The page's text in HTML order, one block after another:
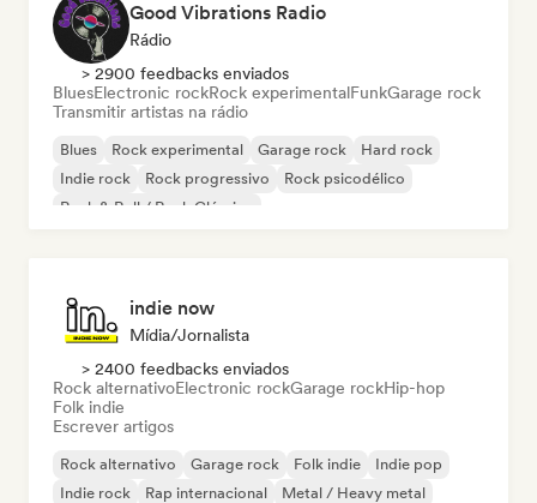
Good Vibrations Radio
Rádio
> 2900 feedbacks enviados
BluesElectronic rockRock experimentalFunkGarage rock
Transmitir artistas na rádio
Blues Rock experimental Garage rock
Hard rock
Indie rock
Rock progressivo
Rock psicodélico
Rock & Roll / Rock Clássico
indie now
Mídia/Jornalista
> 2400 feedbacks enviados
Rock alternativoElectronic rockGarage rockHip-hop
Folk indie
Escrever artigos
Rock alternativo Garage rock Folk indie
Indie pop
Indie rock
Rap internacional
Metal / Heavy metal